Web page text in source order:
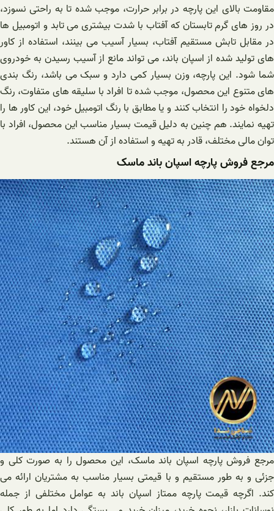
مقاومت بالای این پارچه در برابر حرارت، موجب شده تا به راحتی نسوزد،
در روز های گرم تابستان که آفتاب با شدت بیشتری می تابد و اتومبیل ها
در مقابل تابش مستقیم آفتاب، بسیار آسیب می بینند، استفاده از کاور
های تولید شده از اسپان باند، می تواند مانع از آسیب رسیدن به خودروی
شما شود. این پارچه، وزن بسیار کمی دارد و سبک می باشد، رنگ بندی
های متنوع این محصول، موجب شده تا افراد با سلیقه های متفاوت، رنگ
دلخواه خود را انتخاب کنند و یا مطابق با رنگ اتومبیل خود، این کاور ها را
تهیه نمایند. هم چنین به دلیل قیمت بسیار مناسب این محصول، افراد با
توان مالی مختلف، قادر به تهیه و استفاده از آن هستند.
مرجع فروش پارچه اسپان باند ماسک
مرجع فروش پارچه اسپان باند ماسک، این محصول را به صورت کلی و
جزئی و به طور مستقیم و با قیمتی بسیار مناسب به مشتریان ارائه می
کند. اگرچه قیمت پارچه ممتاز اسپان باند به عوامل مختلفی از جمله